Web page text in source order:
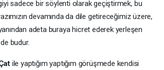
sadece bir söylenti olarak geçiştirmek, bu
devamında da dile getireceğimiz üzere,
adeta buraya hicret ederek yerleşen
budur.
ile yaptığım yaptığım görüşmede kendisi